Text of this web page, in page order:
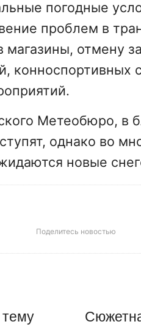
погодные
проблем в
магазины, отмену
конноспортивных
Метеобюро, в
однако во
новые
Поделитесь новостью